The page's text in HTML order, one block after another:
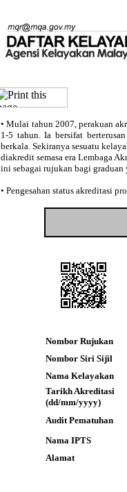
• Mulai tahun 2007, perakuan
1-5 tahun. Ia bersifat
berkala. Sekiranya sesuatu
diakredit semasa era Lembaga
ini sebagai rujukan bagi graduan
• Pengesahan status akreditasi
Nombor Rujukan
Nombor Siri Sijil
Nama Kelayakan
Tarikh Akreditasi
(dd/mm/yyyy)
Audit Pematuhan
Nama IPTS
Alamat